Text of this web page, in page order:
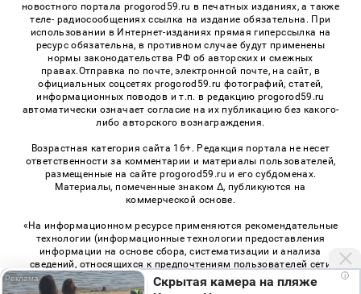
новостного портала progorod59.ru в печатных изданиях, а также
теле- радиосообщениях ссылка на издание обязательна. При
использовании в Интернет-изданиях прямая гиперссылка на
ресурс обязательна, в противном случае будут применены
нормы законодательства РФ об авторских и смежных
правах.Отправка по почте, электронной почте, на сайт, в
официальных соцсетях progorod59.ru фотографий, статей,
информационных поводов и т.п. в редакцию progorod59.ru
автоматически означает согласие на их публикацию без какого-
либо авторского вознаграждения.
Возрастная категория сайта 16+. Редакция портала не несет
ответственности за комментарии и материалы пользователей,
размещенные на сайте progorod59.ru и его субдоменах.
Материалы, помеченные знаком Δ, публикуются на
коммерческой основе.
«На информационном ресурсе применяются рекомендательные
технологии (информационные технологии предоставления
информации на основе сбора, систематизации и анализа
сведений, относящихся к предпочтениям пользователей сети
«Интернет», находящихся на территории Российской
Федерации)». Правила применения рекомендательных
i
Скрытая камера на пляже